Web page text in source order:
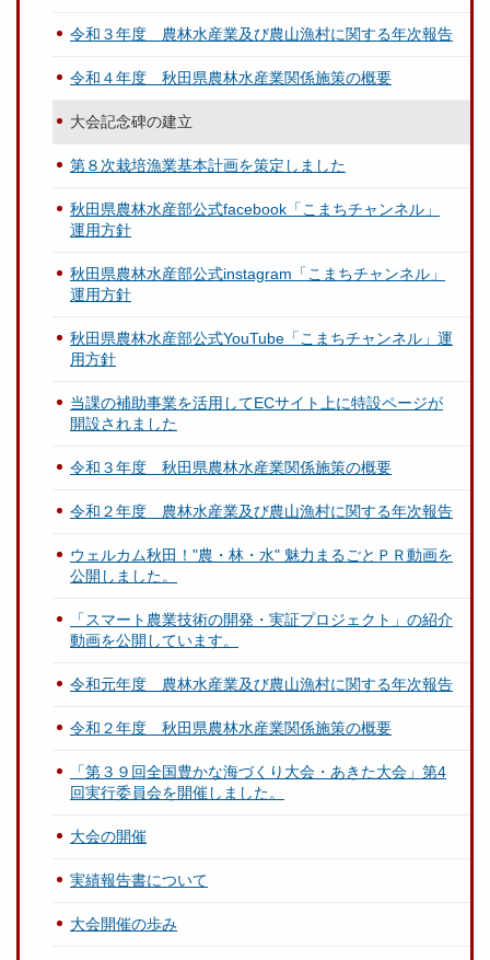
令和３年度 農林水産業及び農山漁村に関する年次報告
令和４年度 秋田県農林水産業関係施策の概要
大会記念碑の建立
第８次栽培漁業基本計画を策定しました
秋田県農林水産部公式facebook「こまちチャンネル」
運用方針
秋田県農林水産部公式instagram「こまちチャンネル」
運用方針
秋田県農林水産部公式YouTube「こまちチャンネル」運
用方針
当課の補助事業を活用してECサイト上に特設ページが
開設されました
令和３年度 秋田県農林水産業関係施策の概要
令和２年度 農林水産業及び農山漁村に関する年次報告
ウェルカム秋田！"農・林・水" 魅力まるごとＰＲ動画を
公開しました。
「スマート農業技術の開発・実証プロジェクト」の紹介
動画を公開しています。
令和元年度 農林水産業及び農山漁村に関する年次報告
令和２年度 秋田県農林水産業関係施策の概要
「第３９回全国豊かな海づくり大会・あきた大会」第4
回実行委員会を開催しました。
大会の開催
実績報告書について
大会開催の歩み